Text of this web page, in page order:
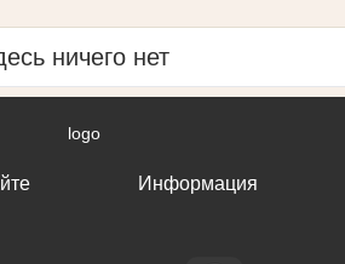
ничего нет
Информация